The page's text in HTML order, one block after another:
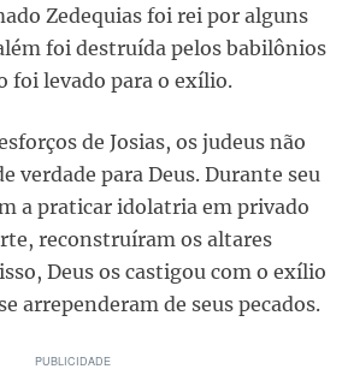
Zedequias foi rei por alguns
foi destruída pelos babilônios
foi levado para o exílio.
de Josias, os judeus não
verdade para Deus. Durante seu
a praticar idolatria em privado
reconstruíram os altares
Deus os castigou com o exílio
arrependeram de seus pecados.